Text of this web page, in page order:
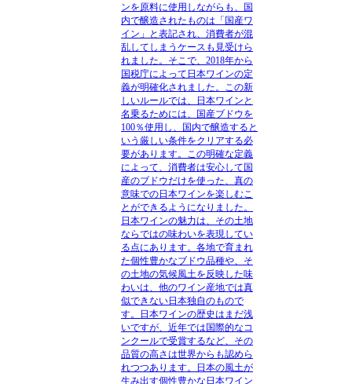
ンを原料に使用しながらも、国
内で醸造されたものは「国産ワ
イン」と表記され、消費者が混
乱してしまうケースも見受けら
れました。そこで、2018年から
国税庁によって日本ワインの定
義が明確化されました。この新
しいルールでは、日本ワインと
名乗るためには、国産ブドウを
100％使用し、国内で醸造すると
いう厳しい条件をクリアする必
要があります。この明確な定義
によって、消費者は安心して国
産のブドウだけを使った、真の
意味での日本ワインを楽しむこ
とができるようになりました。
日本ワインの魅力は、その土地
ならではの味わいを表現してい
る点にあります。各地で育まれ
た個性豊かなブドウ品種や、そ
の土地の気候風土を反映した味
わいは、他のワイン産地では真
似できない日本独自のもので
す。日本ワインの歴史はまだ浅
いですが、近年では国際的なコ
ンクールで受賞するなど、その
品質の高さは世界からも認めら
れつつあります。日本の風土が
生み出す個性豊かな日本ワイン